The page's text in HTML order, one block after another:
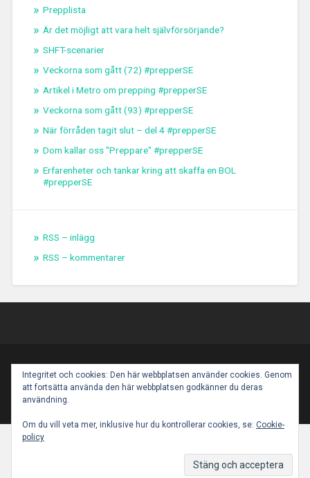
Prepplista
Är det möjligt att vara helt självförsörjande?
SHFT-scenarier
Veckorna som gått (72) #prepperSE
Artikel i Metro om prepping #prepperSE
Veckorna som gått (93) #prepperSE
När förråden tagit slut – del 4 #prepperSE
Dom kallar oss "Preppare" #prepperSE
Erfarenheter och tankar kring att skaffa en BOL
#prepperSE
RSS – inlägg
RSS – kommentarer
PROUDLY POWERED BY WORDPRESS |THEME:
BASKERVILLE 2 BYANDERS NOREN.
UP ↑
Integritet och cookies: Den här webbplatsen använder cookies. Genom
att fortsätta använda den här webbplatsen godkänner du deras
användning.
Om du vill veta mer, inklusive hur du kontrollerar cookies, se: Cookie-
policy